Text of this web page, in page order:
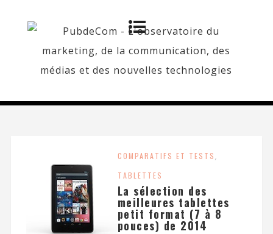
COMPARATIFS ET TESTS,
TABLETTES
La sélection des
meilleures tablettes
petit format (7 à 8
pouces) de 2014